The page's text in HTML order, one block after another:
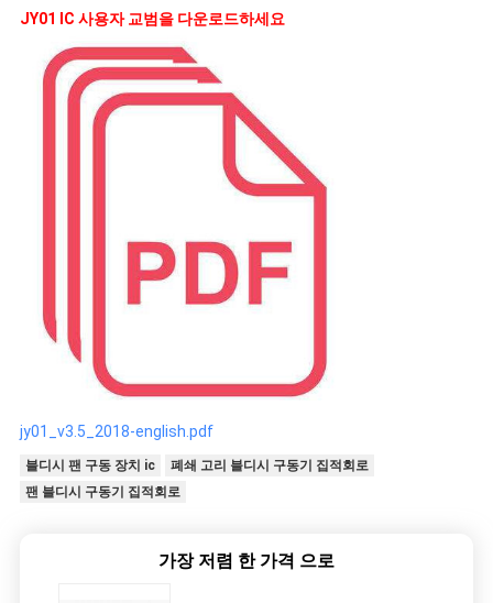
JY01 IC 사용자 교범을 다운로드하세요
jy01_v3.5_2018-english.pdf
블디시 팬 구동 장치 ic
폐쇄 고리 블디시 구동기 집적회로
팬 블디시 구동기 집적회로
가장 저렴 한 가격 으로